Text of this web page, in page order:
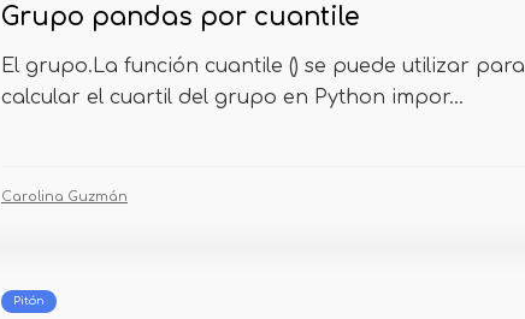
Grupo pandas por cuantile
El grupo.La función cuantile () se puede utilizar para
calcular el cuartil del grupo en Python impor...
Carolina Guzmán
Pitón